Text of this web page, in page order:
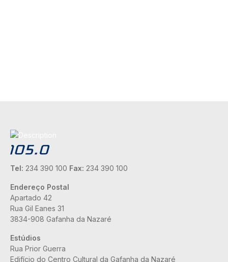
Tel: 234 390 100 Fax: 234 390 100
Endereço Postal
Apartado 42
Rua Gil Eanes 31
3834-908 Gafanha da Nazaré
Estúdios
Rua Prior Guerra
Edifício do Centro Cultural da Gafanha da Nazaré